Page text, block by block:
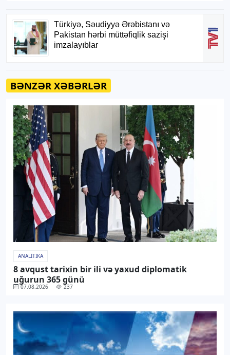
BƏNZƏR XƏBƏRLƏR
ANALITIKA
8 avqust tarixin bir ili və yaxud diplomatik
uğurun 365 günü
07.08.2026 237